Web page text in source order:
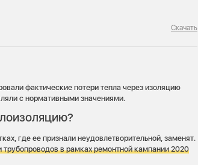
Скачать
фактические потери тепла через изоляцию
с нормативными значениями.
где ее признали неудовлетворительной, заменят.
в рамках ремонтной кампании 2020